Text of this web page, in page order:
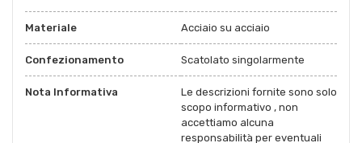
Materiale Acciaio su acciaio
Confezionamento Scatolato singolarmente
Nota Informativa
Le descrizioni fornite sono solo
scopo informativo , non
accettiamo alcuna
responsabilità per eventuali